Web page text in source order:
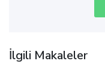
İlgili Makaleler